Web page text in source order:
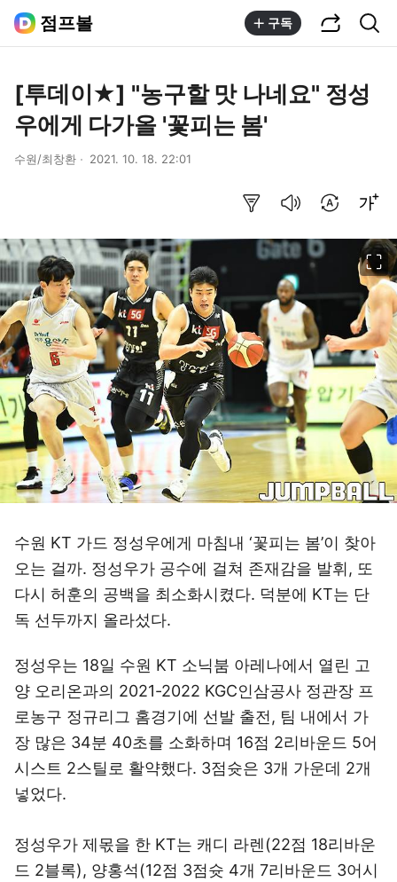
점프볼 구독
[투데이★] "농구할 맛 나네요" 정성
우에게 다가올 '꽃피는 봄'
수원/최창환 2021. 10. 18. 22:01
수원 KT 가드 정성우에게 마침내 ‘꽃피는 봄’이 찾아
오는 걸까. 정성우가 공수에 걸쳐 존재감을 발휘, 또
다시 허훈의 공백을 최소화시켰다. 덕분에 KT는 단
독 선두까지 올라섰다.
정성우는 18일 수원 KT 소닉붐 아레나에서 열린 고
양 오리온과의 2021-2022 KGC인삼공사 정관장 프
로농구 정규리그 홈경기에 선발 출전, 팀 내에서 가
장 많은 34분 40초를 소화하며 16점 2리바운드 5어
시스트 2스틸로 활약했다. 3점슛은 3개 가운데 2개
넣었다.
정성우가 제몫을 한 KT는 캐디 라렌(22점 18리바운
드 2블록), 양홍석(12점 3점슛 4개 7리바운드 3어시